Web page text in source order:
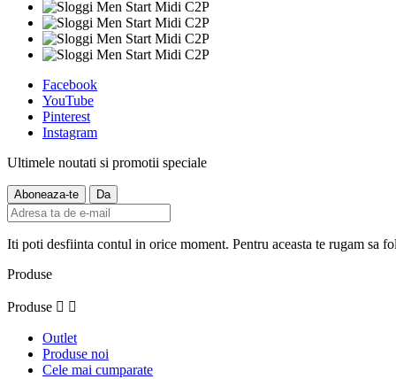
Facebook
YouTube
Pinterest
Instagram
Ultimele noutati si promotii speciale
Iti poti desfiinta contul in orice moment. Pentru aceasta te rugam sa
Produse
Produse  
Outlet
Produse noi
Cele mai cumparate